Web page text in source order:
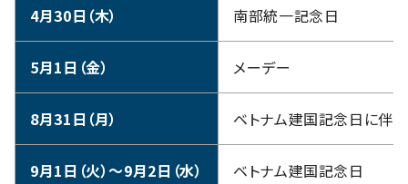
4月30日（木） 南部統一記念日
5月1日（金） メーデー
8月31日（月） ベトナム建国記念日に伴
9月1日（火）～9月2日（水） ベトナム建国記念日